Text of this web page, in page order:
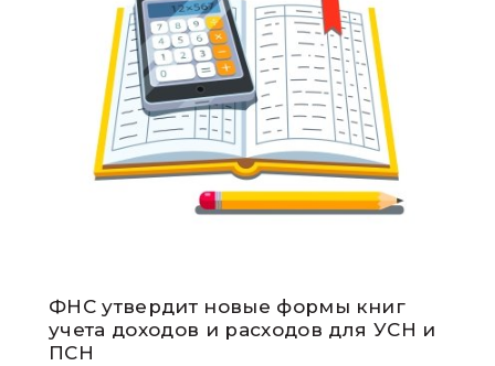
ФНС утвердит новые формы книг
учета доходов и расходов для УСН и
ПСН